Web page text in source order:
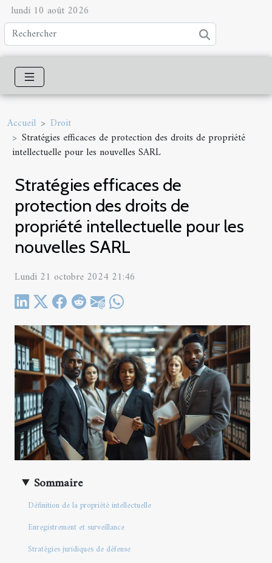
lundi 10 août 2026
Accueil
Droit
Stratégies efficaces de protection des droits de propriété
intellectuelle pour les nouvelles SARL
Stratégies efficaces de
protection des droits de
propriété intellectuelle pour les
nouvelles SARL
Lundi 21 octobre 2024 21:46
Sommaire
Définition de la propriété intellectuelle
Enregistrement et surveillance
Stratégies juridiques de défense